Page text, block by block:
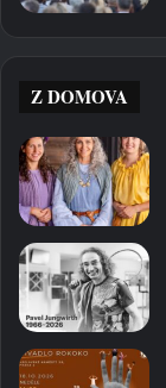
Z DOMOVA